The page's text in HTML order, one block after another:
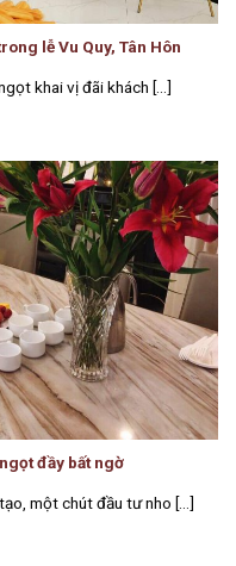
lễ Vu Quy, Tân Hôn
khai vị đãi khách [...]
đầy bất ngờ
một chút đầu tư nho [...]